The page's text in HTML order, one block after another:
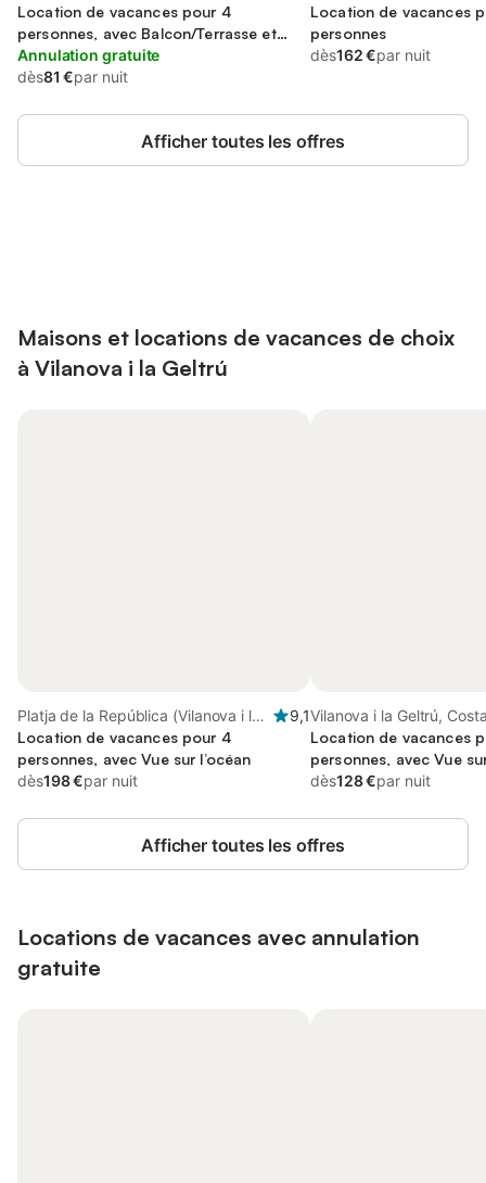
Geltrú), Vilanova i la Geltrú
Location de vacances pour 4
personnes, avec Balcon/Terrasse et
Jardin
Annulation gratuite
dès81 €par nuit
Location de vacances
personnes
dès162 €par nuit
Afficher toutes les offres
Maisons et locations de vacances de choix
à Vilanova i la Geltrú
Platja de la República (Vilanova i la
Geltrú), Vilanova i la Geltrú
9,1
Location de vacances pour 4
personnes, avec Vue sur l’océan
dès198 €par nuit
Vilanova i la Geltrú,
Location de vacances
personnes, avec Vue
Balcon/Terrasse
dès128 €par nuit
Afficher toutes les offres
Locations de vacances avec annulation
gratuite